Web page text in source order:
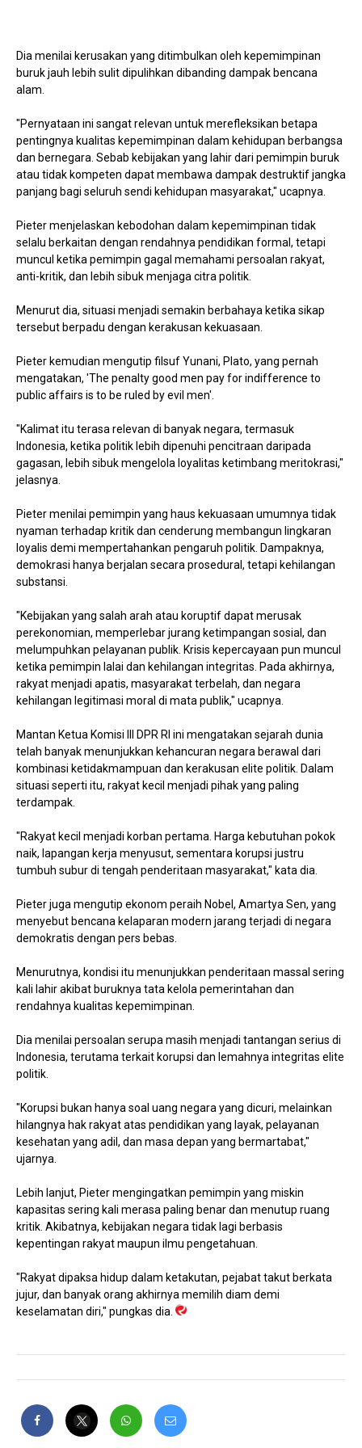
Dia menilai kerusakan yang ditimbulkan oleh kepemimpinan
buruk jauh lebih sulit dipulihkan dibanding dampak bencana
alam.
"Pernyataan ini sangat relevan untuk merefleksikan betapa
pentingnya kualitas kepemimpinan dalam kehidupan berbangsa
dan bernegara. Sebab kebijakan yang lahir dari pemimpin buruk
atau tidak kompeten dapat membawa dampak destruktif jangka
panjang bagi seluruh sendi kehidupan masyarakat," ucapnya.
Pieter menjelaskan kebodohan dalam kepemimpinan tidak
selalu berkaitan dengan rendahnya pendidikan formal, tetapi
muncul ketika pemimpin gagal memahami persoalan rakyat,
anti-kritik, dan lebih sibuk menjaga citra politik.
Menurut dia, situasi menjadi semakin berbahaya ketika sikap
tersebut berpadu dengan kerakusan kekuasaan.
Pieter kemudian mengutip filsuf Yunani, Plato, yang pernah
mengatakan, 'The penalty good men pay for indifference to
public affairs is to be ruled by evil men'.
"Kalimat itu terasa relevan di banyak negara, termasuk
Indonesia, ketika politik lebih dipenuhi pencitraan daripada
gagasan, lebih sibuk mengelola loyalitas ketimbang meritokrasi,"
jelasnya.
Pieter menilai pemimpin yang haus kekuasaan umumnya tidak
nyaman terhadap kritik dan cenderung membangun lingkaran
loyalis demi mempertahankan pengaruh politik. Dampaknya,
demokrasi hanya berjalan secara prosedural, tetapi kehilangan
substansi.
"Kebijakan yang salah arah atau koruptif dapat merusak
perekonomian, memperlebar jurang ketimpangan sosial, dan
melumpuhkan pelayanan publik. Krisis kepercayaan pun muncul
ketika pemimpin lalai dan kehilangan integritas. Pada akhirnya,
rakyat menjadi apatis, masyarakat terbelah, dan negara
kehilangan legitimasi moral di mata publik," ucapnya.
Mantan Ketua Komisi III DPR RI ini mengatakan sejarah dunia
telah banyak menunjukkan kehancuran negara berawal dari
kombinasi ketidakmampuan dan kerakusan elite politik. Dalam
situasi seperti itu, rakyat kecil menjadi pihak yang paling
terdampak.
"Rakyat kecil menjadi korban pertama. Harga kebutuhan pokok
naik, lapangan kerja menyusut, sementara korupsi justru
tumbuh subur di tengah penderitaan masyarakat," kata dia.
Pieter juga mengutip ekonom peraih Nobel, Amartya Sen, yang
menyebut bencana kelaparan modern jarang terjadi di negara
demokratis dengan pers bebas.
Menurutnya, kondisi itu menunjukkan penderitaan massal sering
kali lahir akibat buruknya tata kelola pemerintahan dan
rendahnya kualitas kepemimpinan.
Dia menilai persoalan serupa masih menjadi tantangan serius di
Indonesia, terutama terkait korupsi dan lemahnya integritas elite
politik.
"Korupsi bukan hanya soal uang negara yang dicuri, melainkan
hilangnya hak rakyat atas pendidikan yang layak, pelayanan
kesehatan yang adil, dan masa depan yang bermartabat,"
ujarnya.
Lebih lanjut, Pieter mengingatkan pemimpin yang miskin
kapasitas sering kali merasa paling benar dan menutup ruang
kritik. Akibatnya, kebijakan negara tidak lagi berbasis
kepentingan rakyat maupun ilmu pengetahuan.
"Rakyat dipaksa hidup dalam ketakutan, pejabat takut berkata
jujur, dan banyak orang akhirnya memilih diam demi
keselamatan diri," pungkas dia.